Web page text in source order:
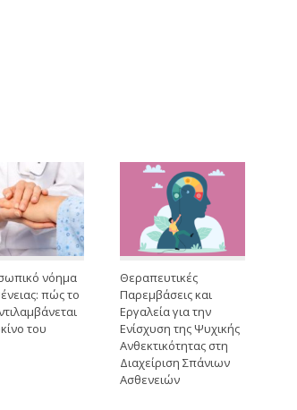
νόημα
πώς το
του
Θεραπευτικές
Παρεμβάσεις και
Εργαλεία για την
Ενίσχυση της Ψυχικής
Ανθεκτικότητας στη
Διαχείριση Σπάνιων
Ασθενειών